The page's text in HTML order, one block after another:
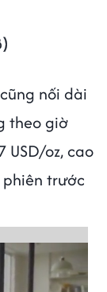
nối dài
theo giờ
oz, cao
phiên trước